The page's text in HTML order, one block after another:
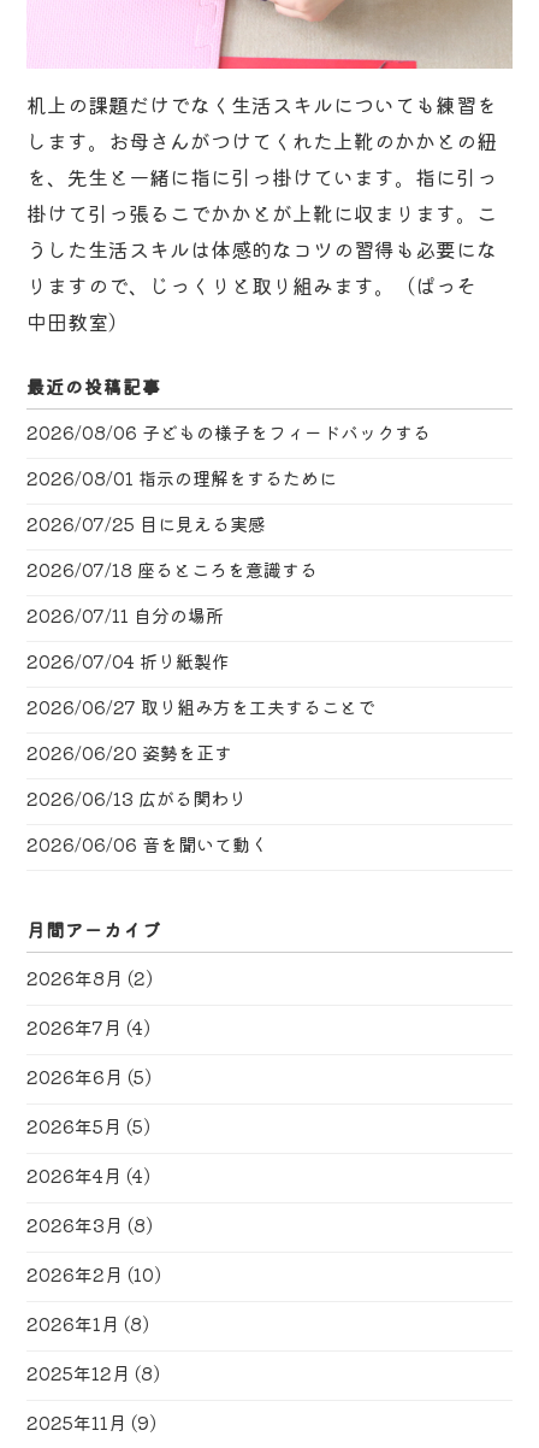
机上の課題だけでなく生活スキルについても練習を
します。お母さんがつけてくれた上靴のかかとの紐
を、先生と一緒に指に引っ掛けています。指に引っ
掛けて引っ張るこでかかとが上靴に収まります。こ
うした生活スキルは体感的なコツの習得も必要にな
りますので、じっくりと取り組みます。（ぱっそ
中田教室）
最近の投稿記事
2026/08/06 子どもの様子をフィードバックする
2026/08/01 指示の理解をするために
2026/07/25 目に見える実感
2026/07/18 座るところを意識する
2026/07/11 自分の場所
2026/07/04 折り紙製作
2026/06/27 取り組み方を工夫することで
2026/06/20 姿勢を正す
2026/06/13 広がる関わり
2026/06/06 音を聞いて動く
月間アーカイブ
2026年8月 (2)
2026年7月 (4)
2026年6月 (5)
2026年5月 (5)
2026年4月 (4)
2026年3月 (8)
2026年2月 (10)
2026年1月 (8)
2025年12月 (8)
2025年11月 (9)